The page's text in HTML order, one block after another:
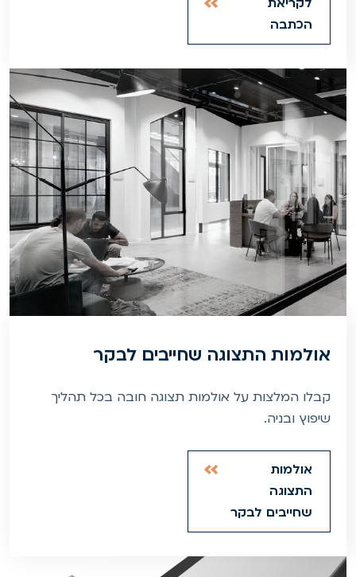
הכתבה
אולמות התצוגה שחייבים לבקר
קבלו המלצות על אולמות תצוגה חובה בכל תהליך
שיפוץ ובניה.
אולמות
התצוגה
שחייבים לבקר